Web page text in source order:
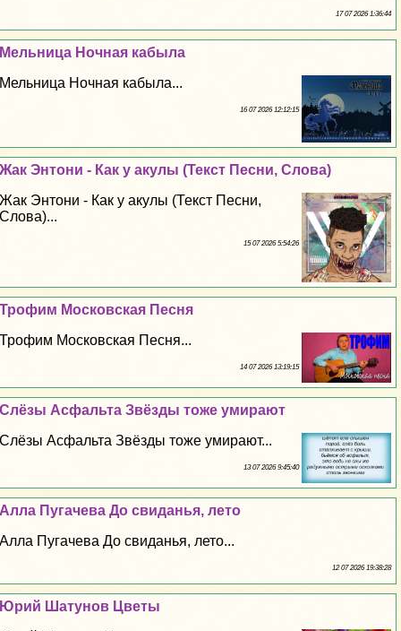
17 07 2026 1:36:44
Мельница Ночная кабыла
Мельница Ночная кабыла...
16 07 2026 12:12:15
Жак Энтони - Как у акулы (Текст Песни, Слова)
Жак Энтони - Как у акулы (Текст Песни,
Слова)...
15 07 2026 5:54:26
Трофим Московская Песня
Трофим Московская Песня...
14 07 2026 13:19:15
Слёзы Асфальта Звёзды тоже умирают
Слёзы Асфальта Звёзды тоже умирают...
13 07 2026 9:45:40
Алла Пугачева До свиданья, лето
Алла Пугачева До свиданья, лето...
12 07 2026 19:38:28
Юрий Шатунов Цветы